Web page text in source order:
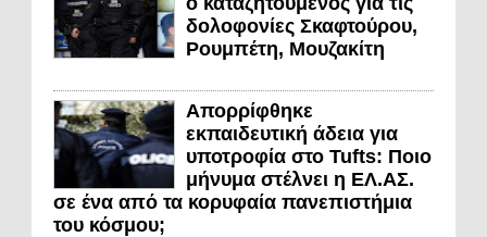
δολοφονίες Σκαφτούρου,
Ρουμπέτη, Μουζακίτη
Απορρίφθηκε
εκπαιδευτική άδεια για
υποτροφία στο Tufts: Ποιο
μήνυμα στέλνει η ΕΛ.ΑΣ.
σε ένα από τα κορυφαία πανεπιστήμια
του κόσμου;